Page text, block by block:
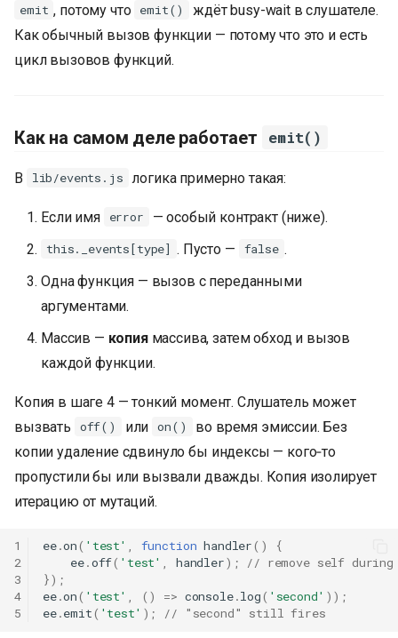
emit , потому что emit()
ждёт busy-wait в слушателе.
Как обычный вызов функции — потому что это и есть
цикл вызовов функций.
Как на самом деле работает emit()
В lib/events.js логика примерно такая:
Если имя error — особый контракт (ниже).
this._events[type] . Пусто — false .
Одна функция — вызов с переданными
аргументами.
Массив — копиямассива, затем обход и вызов
каждой функции.
Копия в шаге 4 — тонкий момент. Слушатель может
вызвать
off() или on()
во время эмиссии. Без
копии удаление сдвинуло бы индексы — кого‑то
пропустили бы или вызвали дважды. Копия изолирует
итерацию от мутаций.
1
2
3
4
5
ee.on( 'test' , function handler()
{
ee.off( 'test' , handler);
// remove self during
});
ee.on( 'test' , () => console.log( 'second' ));
ee.emit( 'test' ); // "second" still fires